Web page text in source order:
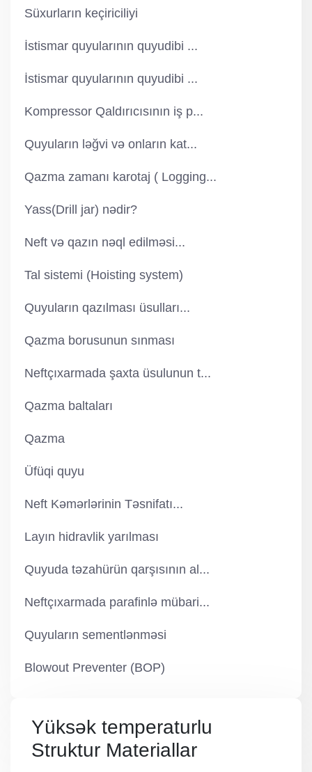
Süxurların keçiriciliyi
İstismar quyularının quyudibi ...
İstismar quyularının quyudibi ...
Kompressor Qaldırıcısının iş p...
Quyuların ləğvi və onların kat...
Qazma zamanı karotaj ( Logging...
Yass(Drill jar) nədir?
Neft və qazın nəql edilməsi...
Tal sistemi (Hoisting system)
Quyuların qazılması üsulları...
Qazma borusunun sınması
Neftçıxarmada şaxta üsulunun t...
Qazma baltaları
Qazma
Üfüqi quyu
Neft Kəmərlərinin Təsnifatı...
Layın hidravlik yarılması
Quyuda təzahürün qarşısının al...
Neftçıxarmada parafinlə mübari...
Quyuların sementlənməsi
Blowout Preventer (BOP)
Yüksək temperaturlu
Struktur Materiallar